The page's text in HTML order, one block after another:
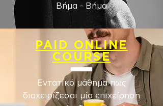
​Βήμα - Βήμα
PAID ONLINE
COURSE
Εντατικό μάθημα πως
διαχειρίζεσαι μία επιχείρηση